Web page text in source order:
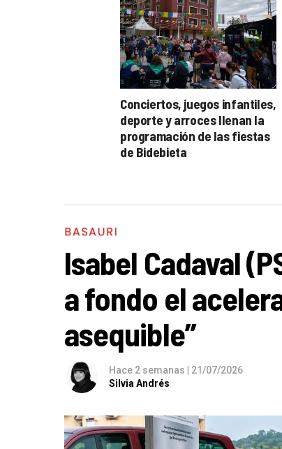
Conciertos, juegos infantiles,
deporte y arroces llenan la
programación de las fiestas
de Bidebieta
BASAURI
Isabel Cadaval
a fondo el
asequible”
Hace 2 semanas | 21/07/2026
Silvia Andrés